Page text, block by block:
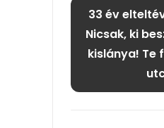
33 év
Nicsak, ki
kislánya! Te